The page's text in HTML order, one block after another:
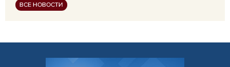
ВСЕ НОВОСТИ